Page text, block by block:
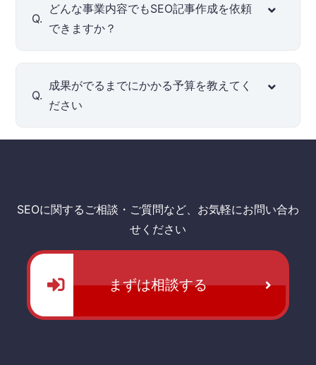
Q.
どんな事業内容でもSEO記事作成を依頼
できますか？
Q.
成果がでるまでにかかる予算を教えてく
ださい
SEOに関するご相談・ご質問など、お気軽にお問い合わ
せください
まずは相談する